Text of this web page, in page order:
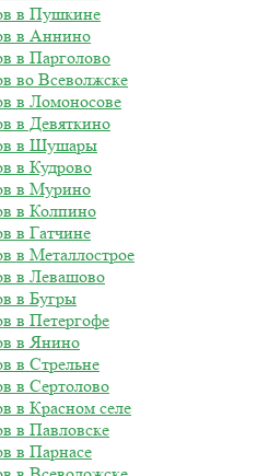
в Пушкине
в Аннино
в Парголово
во Всеволжске
в Ломоносове
в Девяткино
в Шушары
в Кудрово
в Мурино
в Колпино
в Гатчине
в Металлострое
в Левашово
в Бугры
в Петергофе
в Янино
в Стрельне
в Сертолово
в Красном селе
в Павловске
в Парнасе